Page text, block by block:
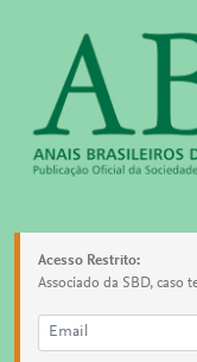
Acesso Restrito:
Associado da SBD, caso